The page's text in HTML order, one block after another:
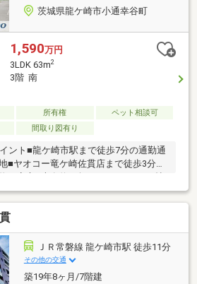
約1.7km茨城県龍ケ崎市小通幸谷町
1,590万円
3LDK 63m2
3階 南
所有権
ペット相談可
間取り図有り
ント■龍ケ崎市駅まで徒歩7分の通勤通
■ヤオコー竜ケ崎佐貫店まで徒歩3分で
通風良好■玄関床は天然石で上質な雰
も飼育可能■駐車場1台分を確保◆周辺
馴柴小学校 徒歩20分■龍ケ崎市立城
分■認定こども園竜ケ崎みどり 徒歩14
のご見学も随時承っております。お
わせください。
ＪＲ常磐線 龍ケ崎市駅 徒歩11分
その他の交通
築19年8ヶ月/7階建